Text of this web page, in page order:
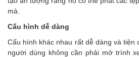
mà.
Cấu hình dễ dàng
Cấu hình khác nhau rất dễ dàng và tiện
người dùng không cần phải mở trình